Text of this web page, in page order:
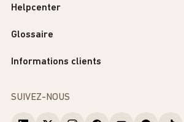
Helpcenter
Glossaire
Informations clients
SUIVEZ-NOUS